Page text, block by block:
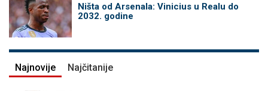
Ništa od Arsenala: Vinicius u Realu do
2032. godine
Najnovije Najčitanije